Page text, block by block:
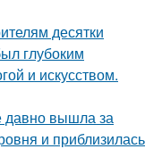
десятки
глубоким
и искусством.
давно вышла за
и приблизилась